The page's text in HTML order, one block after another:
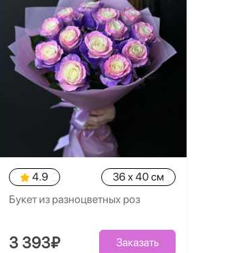
4.9
36 x 40 см
Букет из разноцветных роз
3 393₽ Заказать